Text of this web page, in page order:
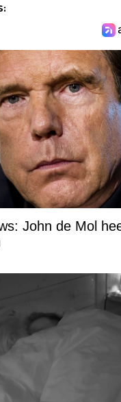
John de Mol